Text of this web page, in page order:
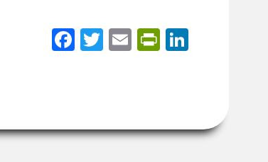
Facebook
Twitter
EmailPrintFriendly
LinkedIn